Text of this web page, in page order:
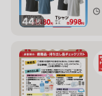
44枚